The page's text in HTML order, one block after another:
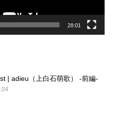
28:01
| adieu（上白石萌歌） -前編-